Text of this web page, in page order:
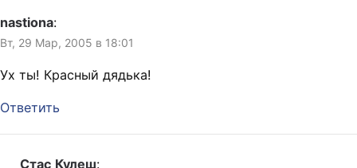
nastiona:
Вт, 29 Мар, 2005 в 18:01
Ух ты! Красный дядька!
Ответить
Стас Кулеш: